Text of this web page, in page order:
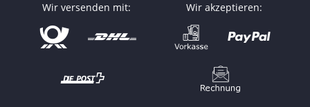
Wir versenden mit: Wir akzeptieren: